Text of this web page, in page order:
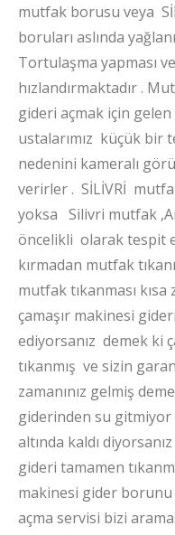
mutfak borusu veya
boruları aslında
Tortulaşma yapması
hızlandırmaktadır .
gideri açmak için gelen
ustalarımız küçük bir
nedenini kameralı
verirler . SİLİVRİ
yoksa Silivri mutfak
öncelikli olarak tespit
kırmadan mutfak
mutfak tıkanması kısa
çamaşır makinesi
ediyorsanız demek ki
tıkanmış ve sizin
zamanınız gelmiş
giderinden su gitmiyor
altında kaldı
gideri tamamen
makinesi gider borunu
açma servisi bizi